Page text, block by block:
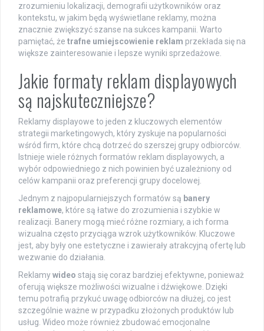
zrozumieniu lokalizacji, demografii użytkowników oraz
kontekstu, w jakim będą wyświetlane reklamy, można
znacznie zwiększyć szanse na sukces kampanii. Warto
pamiętać, że trafne umiejscowienie reklam przekłada się na
większe zainteresowanie i lepsze wyniki sprzedażowe.
Jakie formaty reklam displayowych
są najskuteczniejsze?
Reklamy displayowe to jeden z kluczowych elementów
strategii marketingowych, który zyskuje na popularności
wśród firm, które chcą dotrzeć do szerszej grupy odbiorców.
Istnieje wiele różnych formatów reklam displayowych, a
wybór odpowiedniego z nich powinien być uzależniony od
celów kampanii oraz preferencji grupy docelowej.
Jednym z najpopularniejszych formatów są banery
reklamowe, które są łatwe do zrozumienia i szybkie w
realizacji. Banery mogą mieć różne rozmiary, a ich forma
wizualna często przyciąga wzrok użytkowników. Kluczowe
jest, aby były one estetyczne i zawierały atrakcyjną ofertę lub
wezwanie do działania.
Reklamywideo stają się coraz bardziej efektywne, ponieważ
oferują większe możliwości wizualne i dźwiękowe. Dzięki
temu potrafią przykuć uwagę odbiorców na dłużej, co jest
szczególnie ważne w przypadku złożonych produktów lub
usług. Wideo może również zbudować emocjonalne